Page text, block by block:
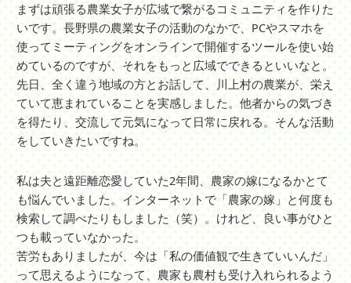
まずは頑張る農業女子が広域で繋がるコミュニティを作りた
いです。長野県の農業女子の活動のなかで、PCやスマホを
使ってミーティングをオンラインで開催するツールを使い始
めているのですが、それをもっと広域でできるといいなと。
先日、全く違う地域の方とお話して、川上村の農業が、栄え
ていて恵まれていることを実感しました。他者からの気づき
を得たり、交流して元気になって日常に戻れる。そんな活動
をしていきたいですね。
私は夫と遠距離恋愛していた2年間、農家の嫁になるかとて
も悩んでいました。インターネットで「農家の嫁」と何度も
検索して調べたりもしました（笑）。けれど、良い事がひと
つも載っていなかった。
苦労もありましたが、今は「私の価値観で生きていいんだ」
って思えるようになって、農家も農村も受け入れられるよう